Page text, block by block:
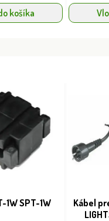
košíka
1W SPT-1W
Kábel